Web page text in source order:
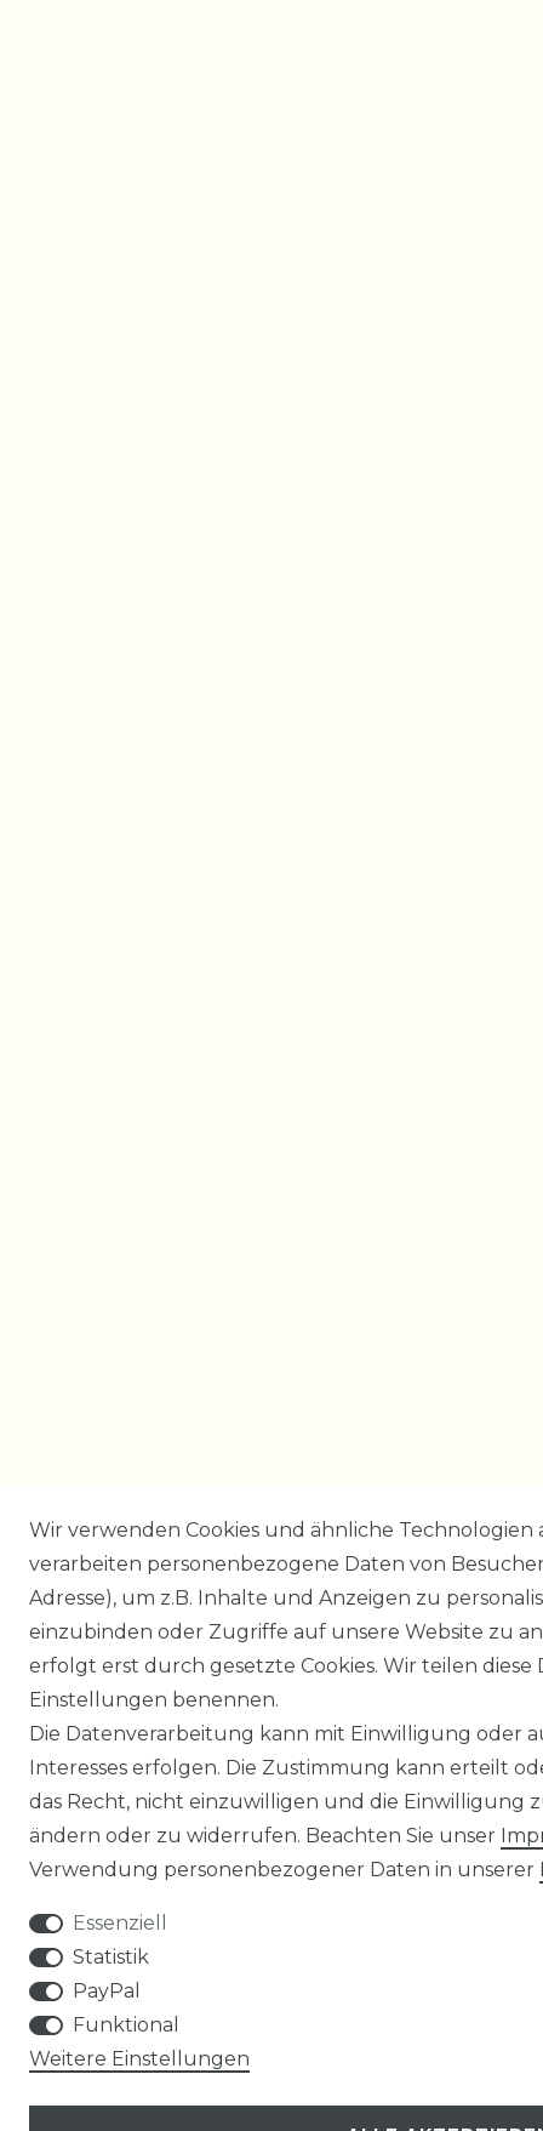
Wir verwenden Cookies und ähnliche
verarbeiten personenbezogene Daten von
Adresse), um z.B. Inhalte und Anzeigen zu
einzubinden oder Zugriffe auf unsere Website zu
erfolgt erst durch gesetzte Cookies. Wir teilen
Einstellungen benennen.
Die Datenverarbeitung kann mit Einwilligung oder
Interesses erfolgen. Die Zustimmung kann erteilt
das Recht, nicht einzuwilligen und die Einwilligung
ändern oder zu widerrufen. Beachten Sie unser
Verwendung personenbezogener Daten in unserer
Essenziell
Statistik
PayPal
Funktional
Weitere Einstellungen